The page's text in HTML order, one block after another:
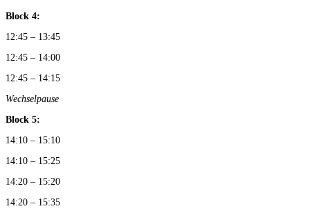
Block 4:
12:45 – 13:45
12:45 – 14:00
12:45 – 14:15
Wechselpause
Block 5:
14:10 – 15:10
14:10 – 15:25
14:20 – 15:20
14:20 – 15:35